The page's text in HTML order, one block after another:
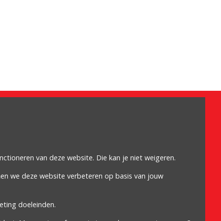
van deze website. Die kan je niet weigeren.
we deze website verbeteren op basis van jouw
doeleinden.
Cookiebeleid
Privacybeleid